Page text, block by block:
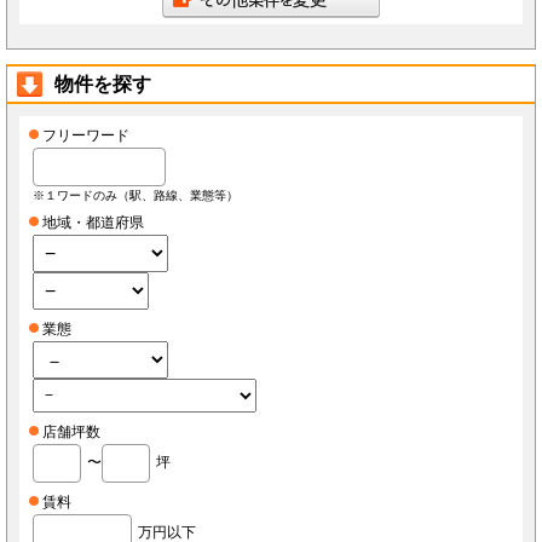
物件を探す
フリーワード
※１ワードのみ（駅、路線、業態等）
地域・都道府県
業態
店舗坪数
〜
坪
賃料
万円以下